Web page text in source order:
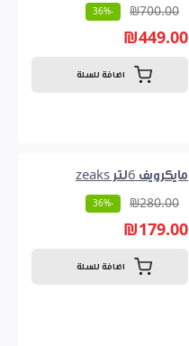
₪700.00
-36%
₪449.00
اضافة للسلة
مايكرويف 6لتر zeaks
₪280.00
-36%
₪179.00
اضافة للسلة